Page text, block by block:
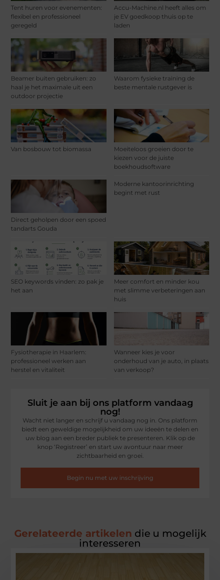
Tent huren voor evenementen:
flexibel en professioneel
geregeld
Accu-Machine.nl heeft alles om
je EV goedkoop thuis op te
laden
Beamer buiten gebruiken: zo
haal je het maximale uit een
outdoor projectie
Waarom fysieke training de
beste mentale rustgever is
Van bosbouw tot biomassa
Moeiteloos groeien door te
kiezen voor de juiste
boekhoudsoftware
Direct geholpen door een spoed
tandarts Gouda
Moderne kantoorinrichting
begint met rust
SEO keywords vinden: zo pak je
het aan
Meer comfort en minder kou
met slimme verbeteringen aan
huis
Fysiotherapie in Haarlem:
professioneel werken aan
herstel en vitaliteit
Wanneer kies je voor
onderhoud van je auto, in plaats
van verkoop?
Sluit je aan bij ons platform vandaag
nog!
Wacht niet langer en schrijf u vandaag nog in. Ons platform
biedt een geweldige mogelijkheid om uw ideeën te delen en
uw blog aan een breder publiek te presenteren. Klik op de
knop ‘Registreer’ en start uw avontuur naar meer
zichtbaarheid en groei.
Begin nu met uw inschrijving
Gerelateerde artikelen die u mogelijk
interesseren